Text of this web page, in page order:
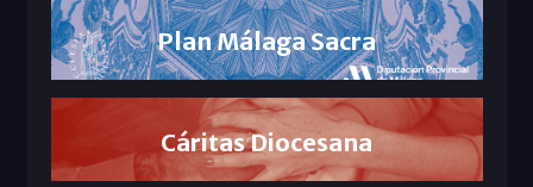
Plan Málaga Sacra
Cáritas Diocesana